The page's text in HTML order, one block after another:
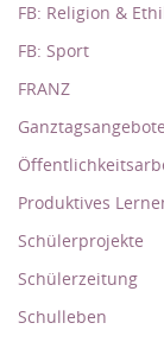
FB: Religion &
FB: Sport
FRANZ
Ganztagsangebote
Produktives
Schülerprojekte
Schülerzeitung
Schulleben